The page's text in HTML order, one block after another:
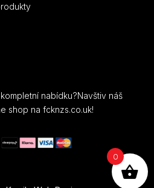
nabídku?Navštiv náš
shop na fcknzs.co.uk!
0